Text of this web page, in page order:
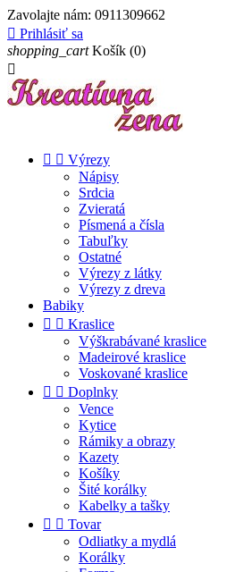
Zavolajte nám: 0911309662
 Prihlásiť sa
shopping_cart Košík (0)

  Výrezy
Nápisy
Srdcia
Zvieratá
Písmená a čísla
Tabuľky
Ostatné
Výrezy z látky
Výrezy z dreva
Babiky
  Kraslice
Výškrabávané kraslice
Madeirové kraslice
Voskované kraslice
  Doplnky
Vence
Kytice
Rámiky a obrazy
Kazety
Košíky
Šité korálky
Kabelky a tašky
  Tovar
Odliatky a mydlá
Korálky